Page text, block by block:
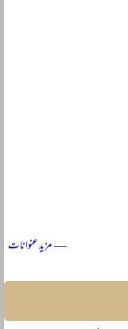
— مزید عنوانات